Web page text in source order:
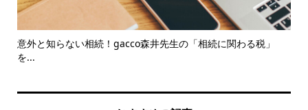
意外と知らない相続！gacco森井先生の「相続に関わる税」
を...